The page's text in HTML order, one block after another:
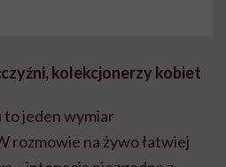
kolekcjonerzy kobiet
to jeden wymiar
rozmowie na żywo łatwiej